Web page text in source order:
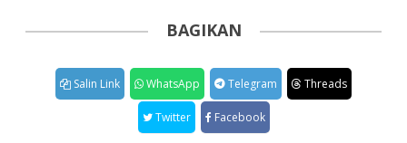
BAGIKAN
Salin Link WhatsApp Telegram Threads
Twitter Facebook